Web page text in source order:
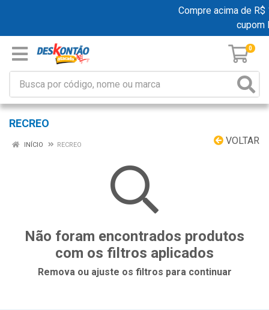
Compre acima de R$
cupom
0
RECREO
VOLTAR
INÍCIO RECREO
Não foram encontrados produtos
com os filtros aplicados
Remova ou ajuste os filtros para continuar